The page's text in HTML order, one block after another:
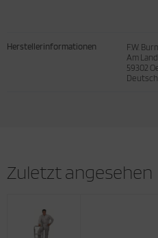
Herstellerinformationen
F.W.
Am
59302
Zuletzt angesehen